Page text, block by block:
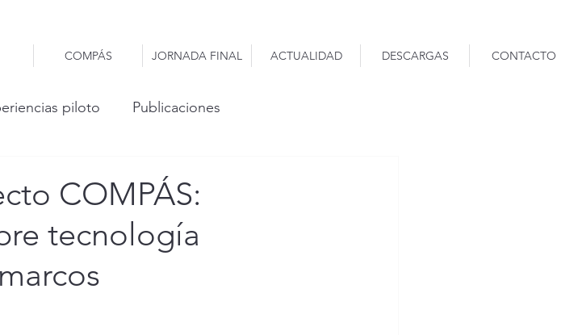
COMPÁS JORNADA FINAL ACTUALIDAD DESCARGAS CONTACTO
piloto Publicaciones
COMPÁS:
tecnología